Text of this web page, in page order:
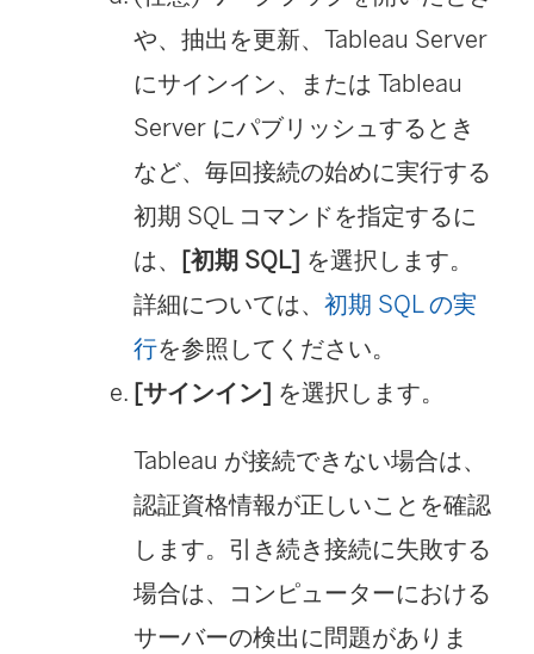
や、抽出を更新、Tableau Server
にサインイン、または Tableau
Server にパブリッシュするとき
など、毎回接続の始めに実行する
初期 SQL コマンドを指定するに
は、
[初期 SQL] を選択します。
詳細については、 初期 SQL の実
行を参照してください。
[サインイン] を選択します。
Tableau が接続できない場合は、
認証資格情報が正しいことを確認
します。引き続き接続に失敗する
場合は、コンピューターにおける
サーバーの検出に問題がありま